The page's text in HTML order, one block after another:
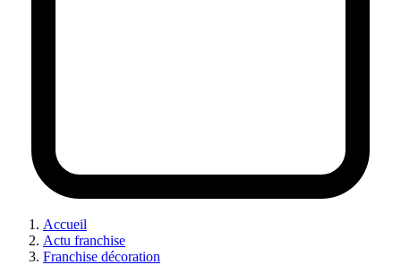
Accueil
Actu franchise
Franchise décoration